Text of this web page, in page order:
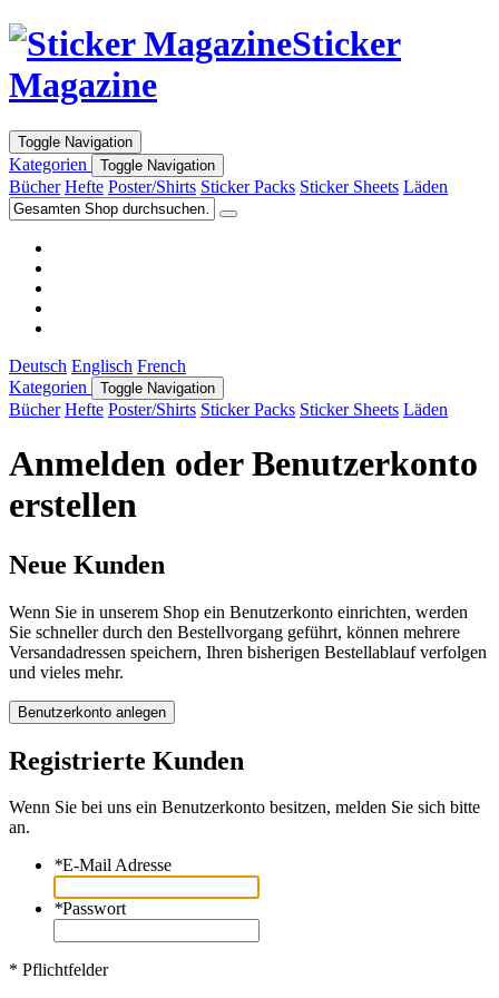
Sticker
Magazine
Toggle Navigation
Kategorien Toggle Navigation
Bücher Hefte Poster/Shirts Sticker Packs Sticker Sheets Läden
Deutsch Englisch French
Kategorien
Toggle Navigation
Bücher Hefte Poster/Shirts Sticker Packs Sticker Sheets Läden
Anmelden oder Benutzerkonto
erstellen
Neue Kunden
Wenn Sie in unserem Shop ein Benutzerkonto einrichten, werden
Sie schneller durch den Bestellvorgang geführt, können mehrere
Versandadressen speichern, Ihren bisherigen Bestellablauf verfolgen
und vieles mehr.
Benutzerkonto anlegen
Registrierte Kunden
Wenn Sie bei uns ein Benutzerkonto besitzen, melden Sie sich bitte
an.
*E-Mail Adresse
*Passwort
* Pflichtfelder